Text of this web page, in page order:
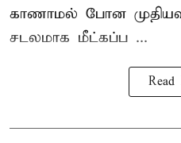
காணாமல் போன
சடலமாக மீட்கப்ப ...
Read